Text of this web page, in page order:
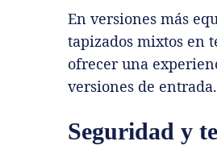
En versiones más
tapizados mixtos en
ofrecer una
versiones de entrada.
Seguridad y